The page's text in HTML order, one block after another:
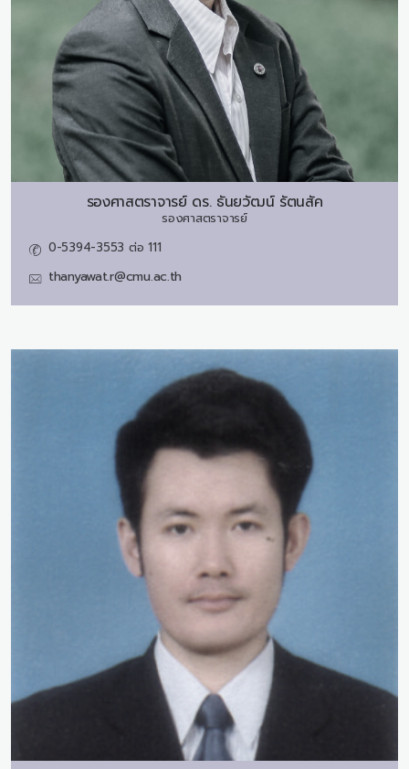
รองศาสตราจารย์ ดร. ธันยวัฒน์ รัตนสัค
รองศาสตราจารย์
0-5394-3553 ต่อ 111
thanyawat.r@cmu.ac.th